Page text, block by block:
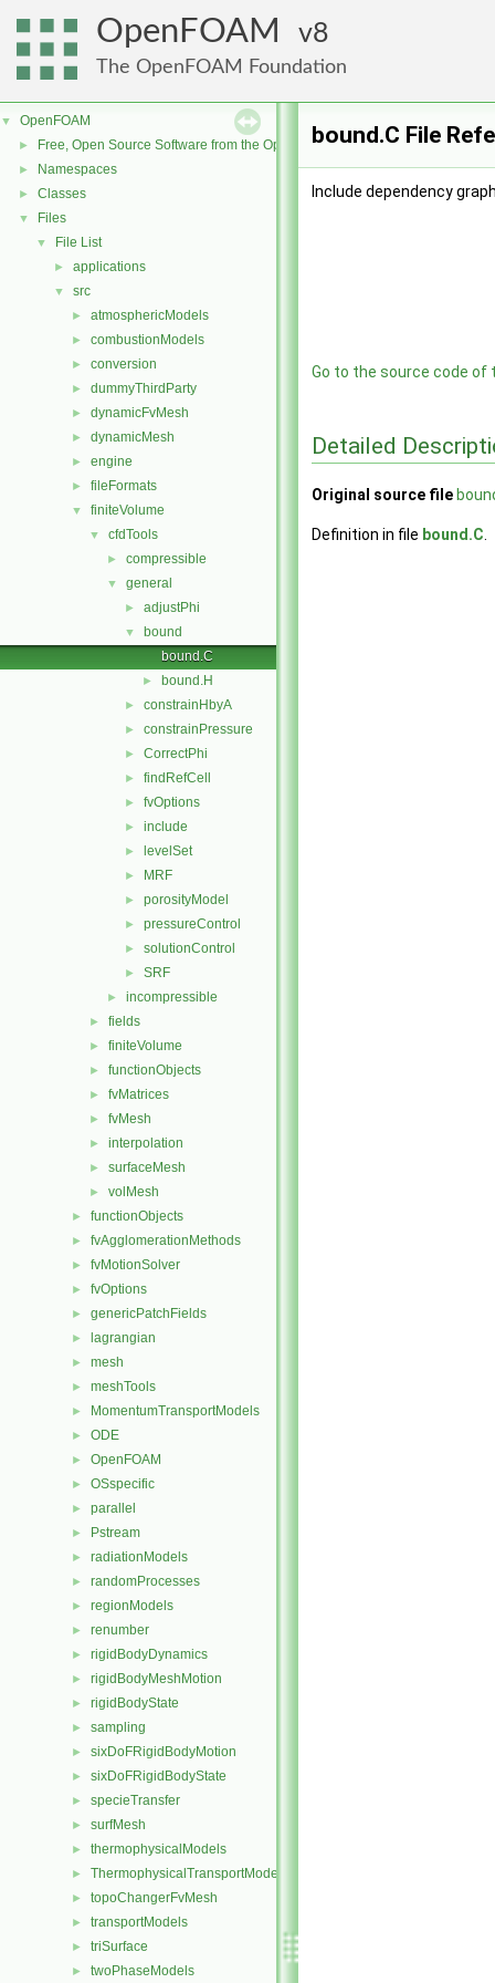
OpenFOAM 8
The OpenFOAM Foundation
▼ OpenFOAM
► Free, Open Source Software from the OpenFOAM Foundation
► Namespaces
► Classes
▼ Files
▼ File List
► applications
▼ src
► atmosphericModels
► combustionModels
► conversion
► dummyThirdParty
► dynamicFvMesh
► dynamicMesh
► engine
► fileFormats
▼ finiteVolume
▼ cfdTools
► compressible
▼ general
► adjustPhi
▼
bound
bound.C
► bound.H
► constrainHbyA
► constrainPressure
► CorrectPhi
► findRefCell
► fvOptions
► include
► levelSet
► MRF
► porosityModel
► pressureControl
► solutionControl
► SRF
► incompressible
► fields
► finiteVolume
► functionObjects
► fvMatrices
► fvMesh
► interpolation
► surfaceMesh
► volMesh
► functionObjects
► fvAgglomerationMethods
► fvMotionSolver
► fvOptions
► genericPatchFields
► lagrangian
► mesh
► meshTools
► MomentumTransportModels
► ODE
► OpenFOAM
► OSspecific
► parallel
► Pstream
► radiationModels
► randomProcesses
► regionModels
► renumber
► rigidBodyDynamics
► rigidBodyMeshMotion
► rigidBodyState
► sampling
► sixDoFRigidBodyMotion
► sixDoFRigidBodyState
► specieTransfer
► surfMesh
► thermophysicalModels
► ThermophysicalTransportModels
► topoChangerFvMesh
► transportModels
► triSurface
► twoPhaseModels
bound.C File
Include dependency
Go to the source code of
Detailed
Original source file
Definition in file bound.C